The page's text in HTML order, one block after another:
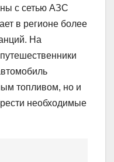
с сетью АЗС
в регионе более
На
топливом, но и
необходимые